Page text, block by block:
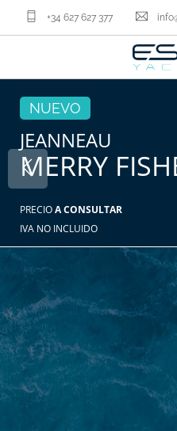
+34 627 627 377
MARCAS
EMBARCACIONES
VENDER TU BARCO
SERVICIOS NÁUTICOS
NOSOTROS
CONTACTA
ES
NUEVO
JEANNEAU
MERRY
PRECIOA CONSULTAR
IVA NO INCLUIDO